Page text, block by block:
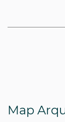
Map